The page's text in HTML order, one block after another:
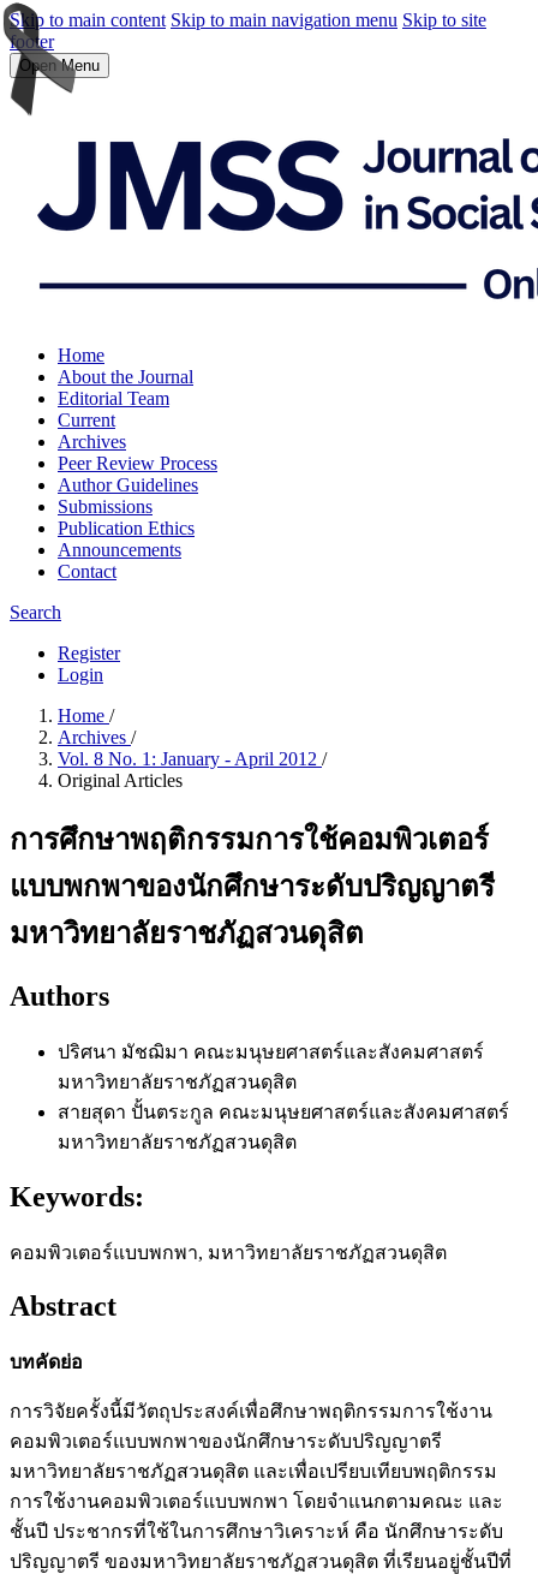
Skip to main content Skip to main navigation menu Skip to site
footer
Open Menu
Home
About the Journal
Editorial Team
Current
Archives
Peer Review Process
Author Guidelines
Submissions
Publication Ethics
Announcements
Contact
Search
Register
Login
Home /
Archives /
Vol. 8 No. 1: January - April 2012 /
Original Articles
การศึกษาพฤติกรรมการใช้คอมพิวเตอร์
แบบพกพาของนักศึกษาระดับปริญญาตรี
มหาวิทยาลัยราชภัฏสวนดุสิต
Authors
ปริศนา มัชฌิมา คณะมนุษยศาสตร์และสังคมศาสตร์
มหาวิทยาลัยราชภัฏสวนดุสิต
สายสุดา ปั้นตระกูล คณะมนุษยศาสตร์และสังคมศาสตร์
มหาวิทยาลัยราชภัฏสวนดุสิต
Keywords:
คอมพิวเตอร์แบบพกพา, มหาวิทยาลัยราชภัฏสวนดุสิต
Abstract
บทคัดย่อ
การวิจัยครั้งนี้มีวัตถุประสงค์เพื่อศึกษาพฤติกรรมการใช้งาน
คอมพิวเตอร์แบบพกพาของนักศึกษาระดับปริญญาตรี
มหาวิทยาลัยราชภัฏสวนดุสิต และเพื่อเปรียบเทียบพฤติกรรม
การใช้งานคอมพิวเตอร์แบบพกพา โดยจำแนกตามคณะ และ
ชั้นปี ประชากรที่ใช้ในการศึกษาวิเคราะห์ คือ นักศึกษาระดับ
ปริญญาตรี ของมหาวิทยาลัยราชภัฏสวนดุสิต ที่เรียนอยู่ชั้นปีที่